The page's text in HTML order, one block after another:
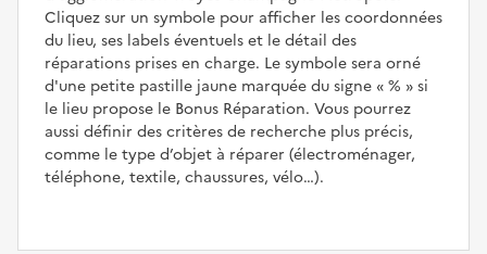
Cliquez sur un symbole pour afficher les coordonnées
du lieu, ses labels éventuels et le détail des
réparations prises en charge. Le symbole sera orné
d'une petite pastille jaune marquée du signe
%
si
le lieu propose le Bonus Réparation. Vous pourrez
aussi définir des critères de recherche plus précis,
comme le type d’objet à réparer (électroménager,
téléphone, textile, chaussures, vélo…).